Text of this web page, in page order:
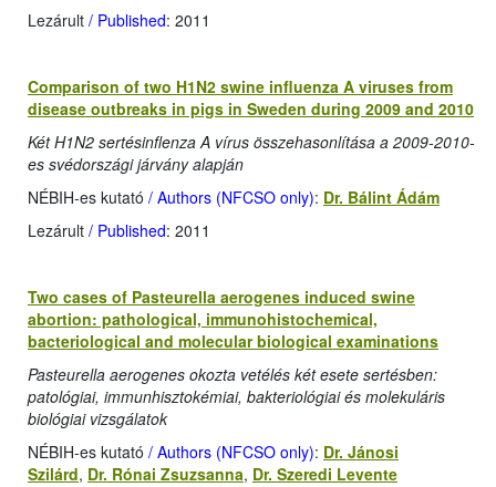
Lezárult / Published: 2011
Comparison of two H1N2 swine influenza A viruses from
disease outbreaks in pigs in Sweden during 2009 and 2010
Két H1N2 sertésinflenza A vírus összehasonlítása a 2009-2010-
es svédországi járvány alapján
NÉBIH-es kutató / Authors (NFCSO only): Dr. Bálint Ádám
Lezárult / Published: 2011
Two cases of Pasteurella aerogenes induced swine
abortion: pathological, immunohistochemical,
bacteriological and molecular biological examinations
Pasteurella aerogenes okozta vetélés két esete sertésben:
patológiai, immunhisztokémiai, bakteriológiai és molekuláris
biológiai vizsgálatok
NÉBIH-es kutató / Authors (NFCSO only): Dr. Jánosi
Szilárd, Dr. Rónai Zsuzsanna, Dr. Szeredi Levente